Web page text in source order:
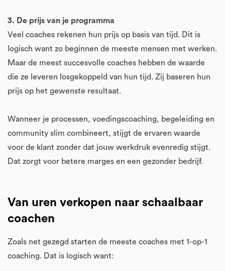
3. De prijs van je programma
Veel coaches rekenen hun prijs op basis van tijd. Dit is
logisch want zo beginnen de meeste mensen met werken.
Maar de meest succesvolle coaches hebben de waarde
die ze leveren losgekoppeld van hun tijd. Zij baseren hun
prijs op het gewenste resultaat.
Wanneer je processen, voedingscoaching, begeleiding en
community slim combineert, stijgt de ervaren waarde
voor de klant zonder dat jouw werkdruk evenredig stijgt.
Dat zorgt voor betere marges en een gezonder bedrijf.
Van uren verkopen naar schaalbaar
coachen
Zoals net gezegd starten de meeste coaches met 1-op-1
coaching. Dat is logisch want: